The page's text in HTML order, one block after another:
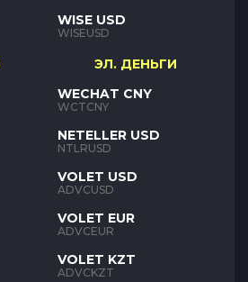
WISE USD
WISEUSD
ЭЛ. ДЕНЬГИ
WECHAT CNY
WCTCNY
NETELLER USD
NTLRUSD
VOLET USD
ADVCUSD
VOLET EUR
ADVCEUR
VOLET KZT
ADVCKZT